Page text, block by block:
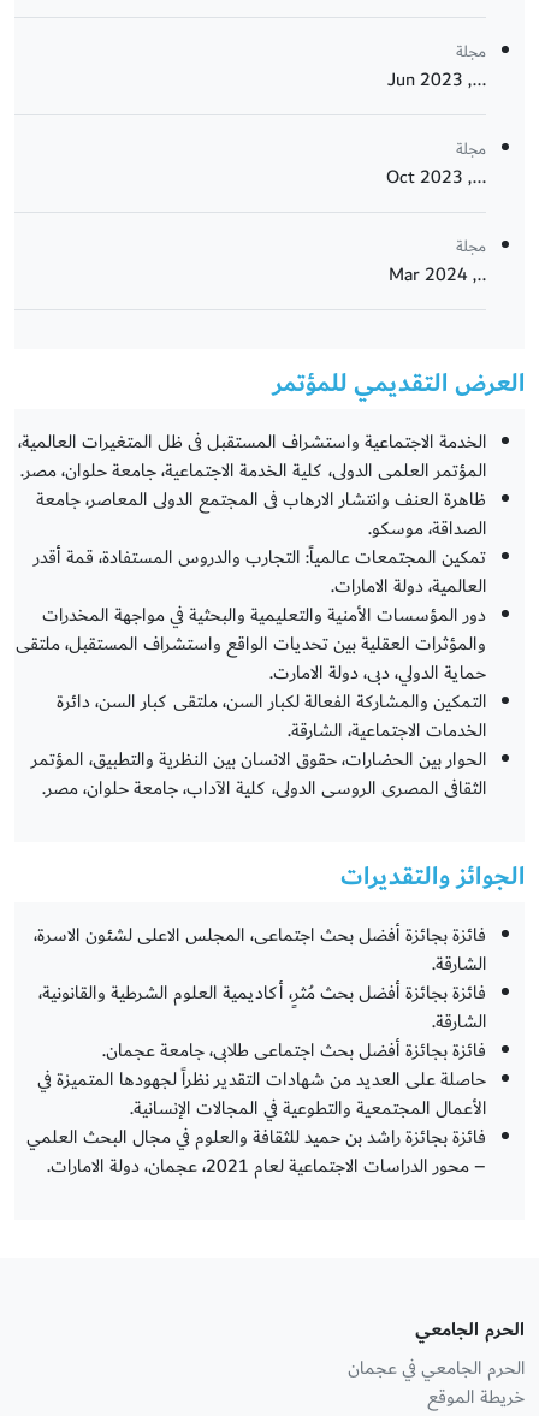
مجلة
..., Jun 2023
مجلة
..., Oct 2023
مجلة
.., Mar 2024
العرض التقديمي للمؤتمر
الخدمة الاجتماعية واستشراف المستقبل فى ظل المتغيرات العالمية،
المؤتمر العلمى الدولى، كلية الخدمة الاجتماعية، جامعة حلوان، مصر.
ظاهرة العنف وانتشار الارهاب فى المجتمع الدولى المعاصر، جامعة
الصداقة، موسكو.
تمكين المجتمعات عالمياً: التجارب والدروس المستفادة، قمة أقدر
العالمية، دولة الامارات.
دور المؤسسات الأمنية والتعليمية والبحثية في مواجهة المخدرات
والمؤثرات العقلية بين تحديات الواقع واستشراف المستقبل، ملتقى
حماية الدولي، دبى، دولة الامارت.
التمكين والمشاركة الفعالة لكبار السن، ملتقى كبار السن، دائرة
الخدمات الاجتماعية، الشارقة.
الحوار بين الحضارات، حقوق الانسان بين النظرية والتطبيق، المؤتمر
الثقافى المصرى الروسى الدولى، كلية الآداب، جامعة حلوان، مصر.
الجوائز والتقديرات
فائزة بجائزة أفضل بحث اجتماعى، المجلس الاعلى لشئون الاسرة،
الشارقة.
فائزة بجائزة أفضل بحث مُثرٍ، أكاديمية العلوم الشرطية والقانونية،
الشارقة.
فائزة بجائزة أفضل بحث اجتماعى طلابى، جامعة عجمان.
حاصلة على العديد من شهادات التقدير نظراً لجهودها المتميزة في
الأعمال المجتمعية والتطوعية في المجالات الإنسانية.
فائزة بجائزة راشد بن حميد للثقافة والعلوم في مجال البحث العلمي
– محور الدراسات الاجتماعية لعام 2021، عجمان، دولة الامارات.
الحرم الجامعي
الحرم الجامعي في عجمان
خريطة الموقع